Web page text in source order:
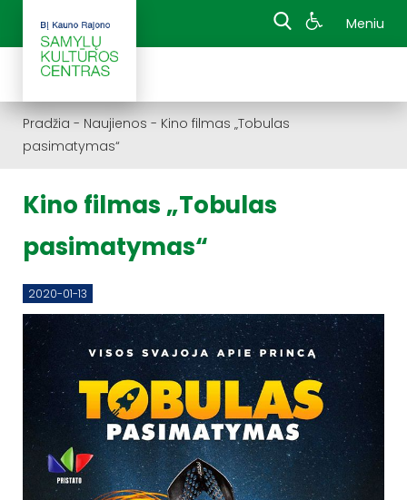
Meniu
Pradžia - Naujienos - Kino filmas „Tobulas
pasimatymas“
Kino filmas „Tobulas
pasimatymas“
2020-01-13